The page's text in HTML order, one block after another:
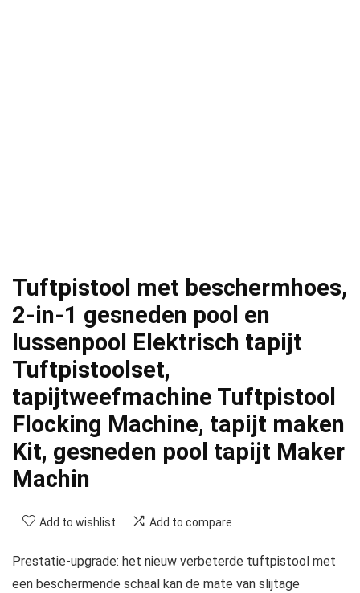
Tuftpistool met beschermhoes,
2-in-1 gesneden pool en
lussenpool Elektrisch tapijt
Tuftpistoolset,
tapijtweefmachine Tuftpistool
Flocking Machine, tapijt maken
Kit, gesneden pool tapijt Maker
Machin
Add to wishlist Add to compare
Prestatie-upgrade: het nieuw verbeterde tuftpistool met
een beschermende schaal kan de mate van slijtage